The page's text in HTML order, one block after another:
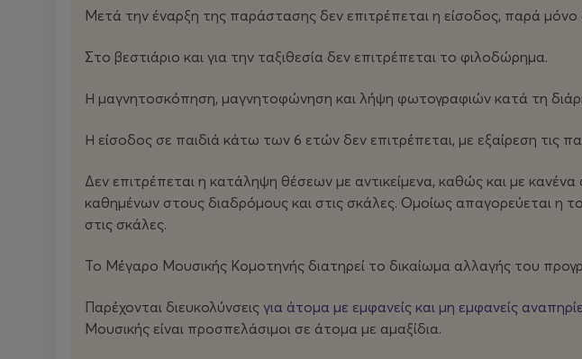
Μετά την έναρξη της παράστασης δεν επιτρέπεται η είσοδος, παρά μόνο
Στο βεστιάριο και για την ταξιθεσία δεν επιτρέπεται το φιλοδώρημα.
Η μαγνητοσκόπηση, μαγνητοφώνηση και λήψη φωτογραφιών κατά τη
Η είσοδος σε παιδιά κάτω των 6 ετών δεν επιτρέπεται, με εξαίρεση τις
Δεν επιτρέπεται η κατάληψη θέσεων με αντικείμενα, καθώς και με
καθημένων στους διαδρόμους και στις σκάλες. Ομοίως απαγορεύεται η
στις σκάλες.
Το Μέγαρο Μουσικής Κομοτηνής διατηρεί το δικαίωμα αλλαγής του
Παρέχονται διευκολύνσεις για άτομα με εμφανείς και μη εμφανείς
Μουσικής είναι προσπελάσιμοι σε άτομα με αμαξίδια.